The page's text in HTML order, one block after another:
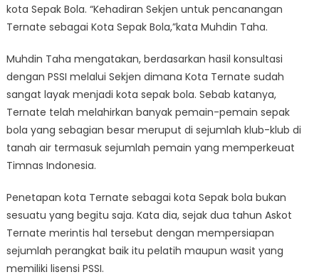
kota Sepak Bola. “Kehadiran Sekjen untuk pencanangan
Ternate sebagai Kota Sepak Bola,”kata Muhdin Taha.
Muhdin Taha mengatakan, berdasarkan hasil konsultasi
dengan PSSI melalui Sekjen dimana Kota Ternate sudah
sangat layak menjadi kota sepak bola. Sebab katanya,
Ternate telah melahirkan banyak pemain-pemain sepak
bola yang sebagian besar meruput di sejumlah klub-klub di
tanah air termasuk sejumlah pemain yang memperkeuat
Timnas Indonesia.
Penetapan kota Ternate sebagai kota Sepak bola bukan
sesuatu yang begitu saja. Kata dia, sejak dua tahun Askot
Ternate merintis hal tersebut dengan mempersiapan
sejumlah perangkat baik itu pelatih maupun wasit yang
memiliki lisensi PSSI.